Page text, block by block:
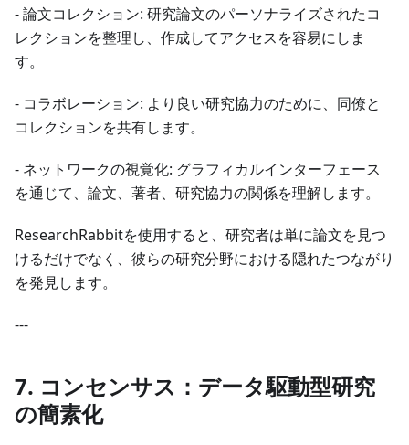
- 論文コレクション: 研究論文のパーソナライズされたコ
レクションを整理し、作成してアクセスを容易にしま
す。
- コラボレーション: より良い研究協力のために、同僚と
コレクションを共有します。
- ネットワークの視覚化: グラフィカルインターフェース
を通じて、論文、著者、研究協力の関係を理解します。
ResearchRabbitを使用すると、研究者は単に論文を見つ
けるだけでなく、彼らの研究分野における隠れたつながり
を発見します。
---
7. コンセンサス：データ駆動型研究
の簡素化